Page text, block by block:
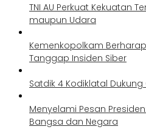
TNI AU Perkuat Kekuatan
maupun Udara
Kemenkopolkam
Tanggap Insiden Siber
Satdik 4 Kodiklatal
Menyelami Pesan
Bangsa dan Negara